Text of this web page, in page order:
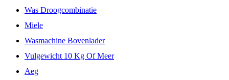
Was Droogcombinatie
Miele
Wasmachine Bovenlader
Vulgewicht 10 Kg Of Meer
Aeg